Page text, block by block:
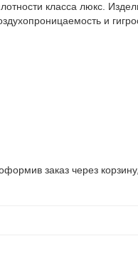
класса люкс.
и
заказ через корзину,